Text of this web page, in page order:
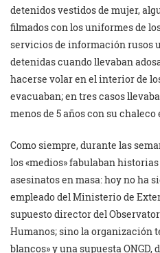
detenidos vestidos de mujer,
filmados con los uniformes de
servicios de información rusos
detenidas cuando llevaban
hacerse volar en el interior de
evacuaban; en tres casos
menos de 5 años con su chaleco
Como siempre, durante las
los «medios» fabulaban
asesinatos en masa: hoy no ha
empleado del Ministerio de
supuesto director del
Humanos; sino la organización
blancos» y una supuesta ONGD,